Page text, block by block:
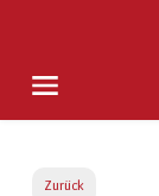
Zurück